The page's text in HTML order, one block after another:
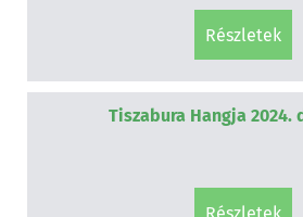
részletek
Tiszabura Hangja 2024.